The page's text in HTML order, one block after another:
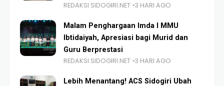
REDAKSI SIDOGIRI.NET 3 HARI AGO
Malam Penghargaan Imda I MMU
Ibtidaiyah, Apresiasi bagi Murid dan
Guru Berprestasi
REDAKSI SIDOGIRI.NET 3 HARI AGO
Lebih Menantang! ACS Sidogiri Ubah